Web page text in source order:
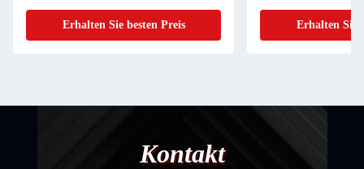
Erhalten Sie besten Preis Erhalten Sie
Kontakt